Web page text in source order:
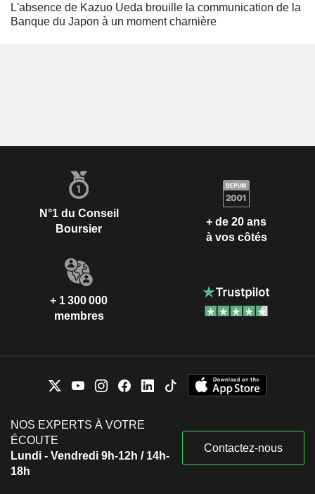
L'absence de Kazuo Ueda brouille la communication de la
Banque du Japon à un moment charnière
N°1 du Conseil
Boursier
+ de 20 ans
à vos côtés
+ 1 300 000
membres
NOS EXPERTS À VOTRE
ÉCOUTE
Lundi - Vendredi 9h-12h / 14h-
18h
Contactez-nous